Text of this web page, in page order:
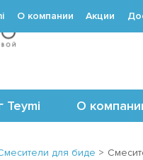
+7 (495)
Teymi О
О компании Акции
для биде >